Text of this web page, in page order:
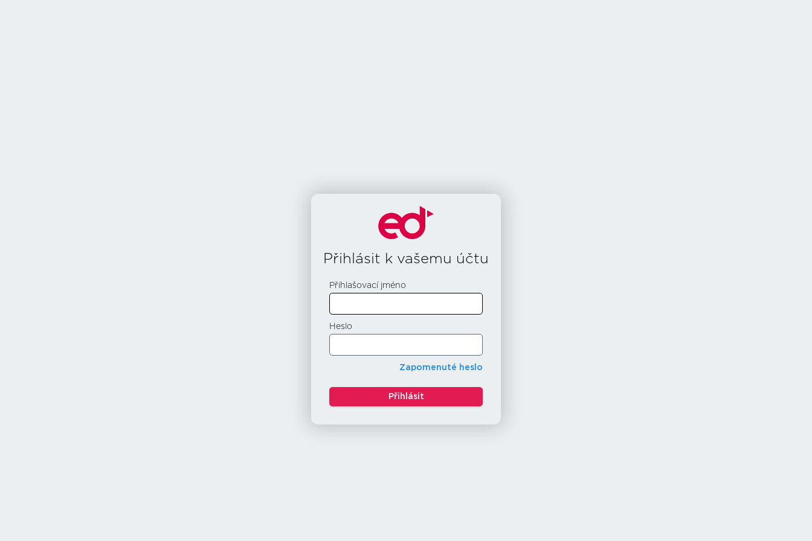
Přihlásit k vašemu účtu
Přihlašovací jméno
Heslo
Zapomenuté heslo